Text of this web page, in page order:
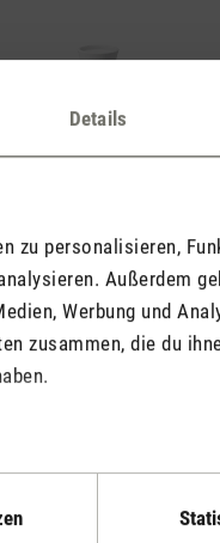
Details
zu personalisieren,
Außerdem
Werbung und
zusammen, die du